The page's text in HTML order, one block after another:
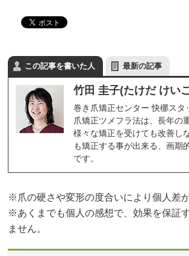
この記事を書いた人 最新の記事
竹田 圭子(たけだ けい
巻き爪矯正センター 快梛スタ
爪矯正ツメフラ法は、長年の
様々な矯正を受けても改善し
も矯正する事が出来る、画期
です。
※爪の硬さや変形の度合いにより個人差が
※あくまでも個人の感想で、効果を保証
ません。